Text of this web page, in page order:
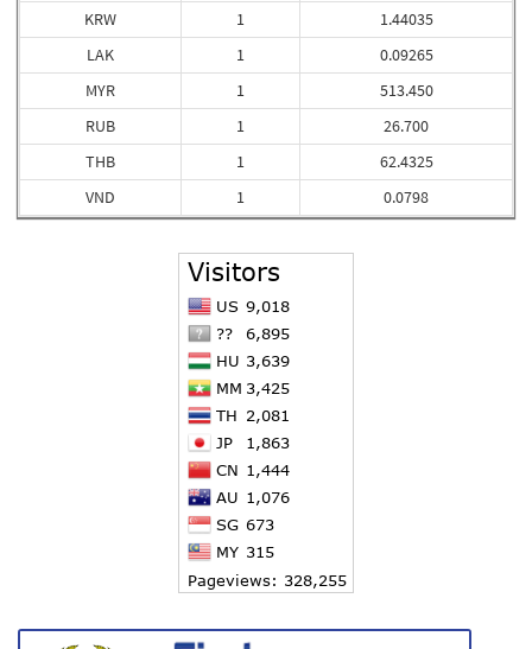
KRW
LAK
MYR
RUB
THB
VND
1
1
1
1
1
1
1.44035
0.09265
513.450
26.700
62.4325
0.0798